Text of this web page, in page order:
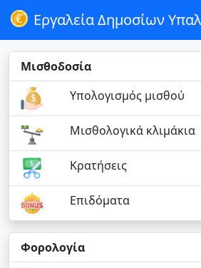
Εργαλεία Δημοσίων
Μισθοδοσία
Υπολογισμός μισθού
Μισθολογικά κλιμάκια
Κρατήσεις
Επιδόματα
Φορολογία